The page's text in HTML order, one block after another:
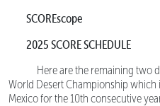
SCOREscope
2025 SCORE SCHEDULE
Here are the remaining two
World Desert Championship which
Mexico for the 10th consecutive